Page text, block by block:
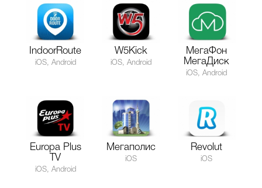
IndoorRoute
iOS, Android
W5Kick
iOS, Android
МегаФон
МегаДиск
iOS, Android
Europa Plus
TV
iOS, Android
Мегаполис
iOS
Revolut
iOS